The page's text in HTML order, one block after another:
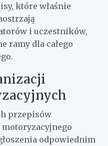
które właśnie
i uczestników,
ramy dla całego
przepisów
odpowiednim